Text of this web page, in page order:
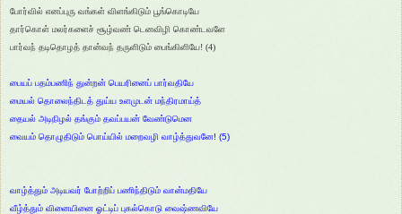
போர்வில் எனப்புரு வங்கள் விளங்கிடும் பூங்கொடியே
தார்கொள் மலர்களைச் சூழ்வண் டெனவிழி கொண்டவளே
பார்வந் தடிதொழத் தான்வந் தருளிடும் பைங்கிளியே! (4)
பையப் பதம்பணிந் துன்றன் பெயரினைப் பார்வதியே
மையல் தொலைந்திடத் துய்ய உளமுடன் மந்திரமாய்த்
தையல் அடிநிழல் தங்கும் தவப்பயன் வேண்டுமென
வையம் தொழுதிடும் பொய்யில் மறைவழி வாழ்த்துவனே! (5)
வாழ்த்தும் அடியவர் போற்றிப் பணிந்திடும் வான்மதியே
வீழ்த்தும் வினையினை ஓட்டிப் புகல்கொடு வைஷ்ணவியே